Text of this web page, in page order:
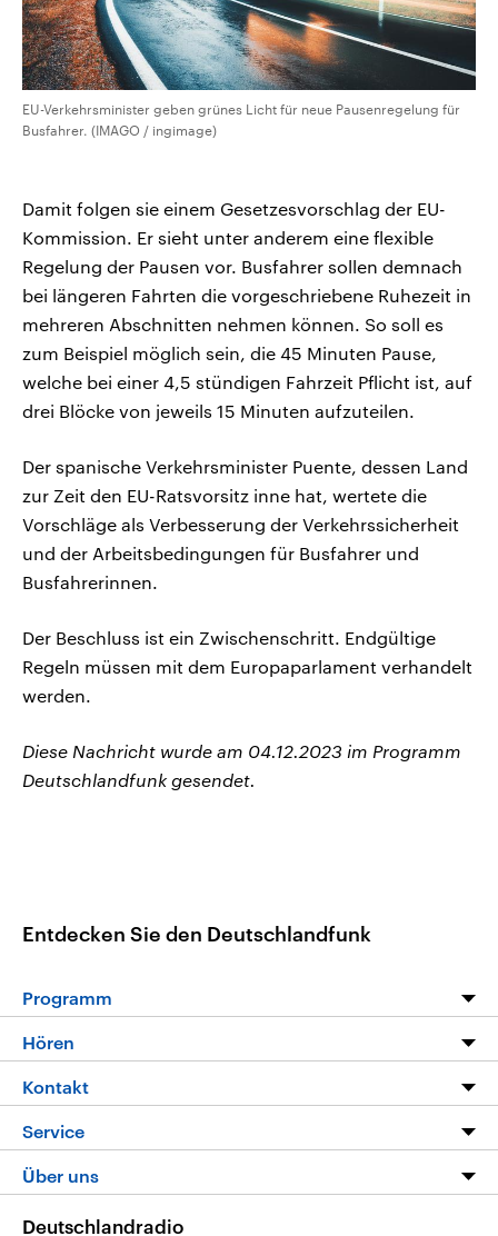
EU-Verkehrsminister geben grünes Licht für neue Pausenregelung für
Busfahrer. (IMAGO / ingimage)
Damit folgen sie einem Gesetzesvorschlag der EU-
Kommission. Er sieht unter anderem eine flexible
Regelung der Pausen vor. Busfahrer sollen demnach
bei längeren Fahrten die vorgeschriebene Ruhezeit in
mehreren Abschnitten nehmen können. So soll es
zum Beispiel möglich sein, die 45 Minuten Pause,
welche bei einer 4,5 stündigen Fahrzeit Pflicht ist, auf
drei Blöcke von jeweils 15 Minuten aufzuteilen.
Der spanische Verkehrsminister Puente, dessen Land
zur Zeit den EU-Ratsvorsitz inne hat, wertete die
Vorschläge als Verbesserung der Verkehrssicherheit
und der Arbeitsbedingungen für Busfahrer und
Busfahrerinnen.
Der Beschluss ist ein Zwischenschritt. Endgültige
Regeln müssen mit dem Europaparlament verhandelt
werden.
Diese Nachricht wurde am 04.12.2023 im Programm
Deutschlandfunk gesendet.
Entdecken Sie den Deutschlandfunk
Programm
Programm
Die Nachrichten
Nachrichtenleicht
Neue Beiträge auf dlf.de
Hören
Livestream
Podcasts
Deutschlandfunk App
Nachrichten App
Kontakt
Hörerservice
Service
FAQ
Über uns
Deutschlandradio